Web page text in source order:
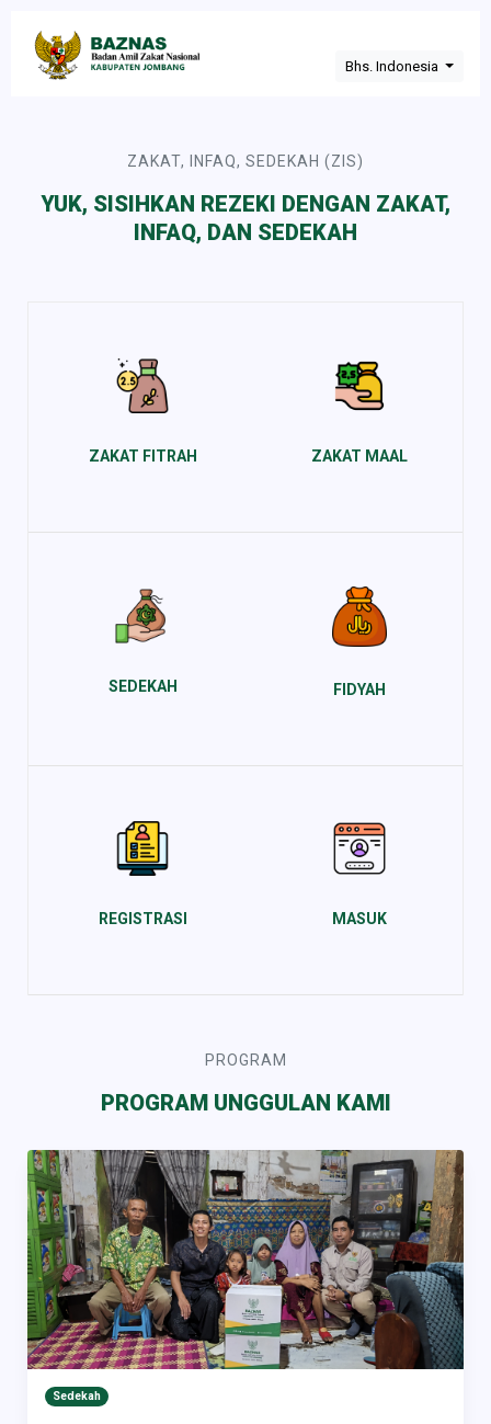
Bhs. Indonesia
ZAKAT, INFAQ, SEDEKAH (ZIS)
YUK, SISIHKAN REZEKI DENGAN ZAKAT,
INFAQ, DAN SEDEKAH
ZAKAT FITRAH ZAKAT MAAL
SEDEKAH FIDYAH
REGISTRASI MASUK
PROGRAM
PROGRAM UNGGULAN KAMI
Sedekah